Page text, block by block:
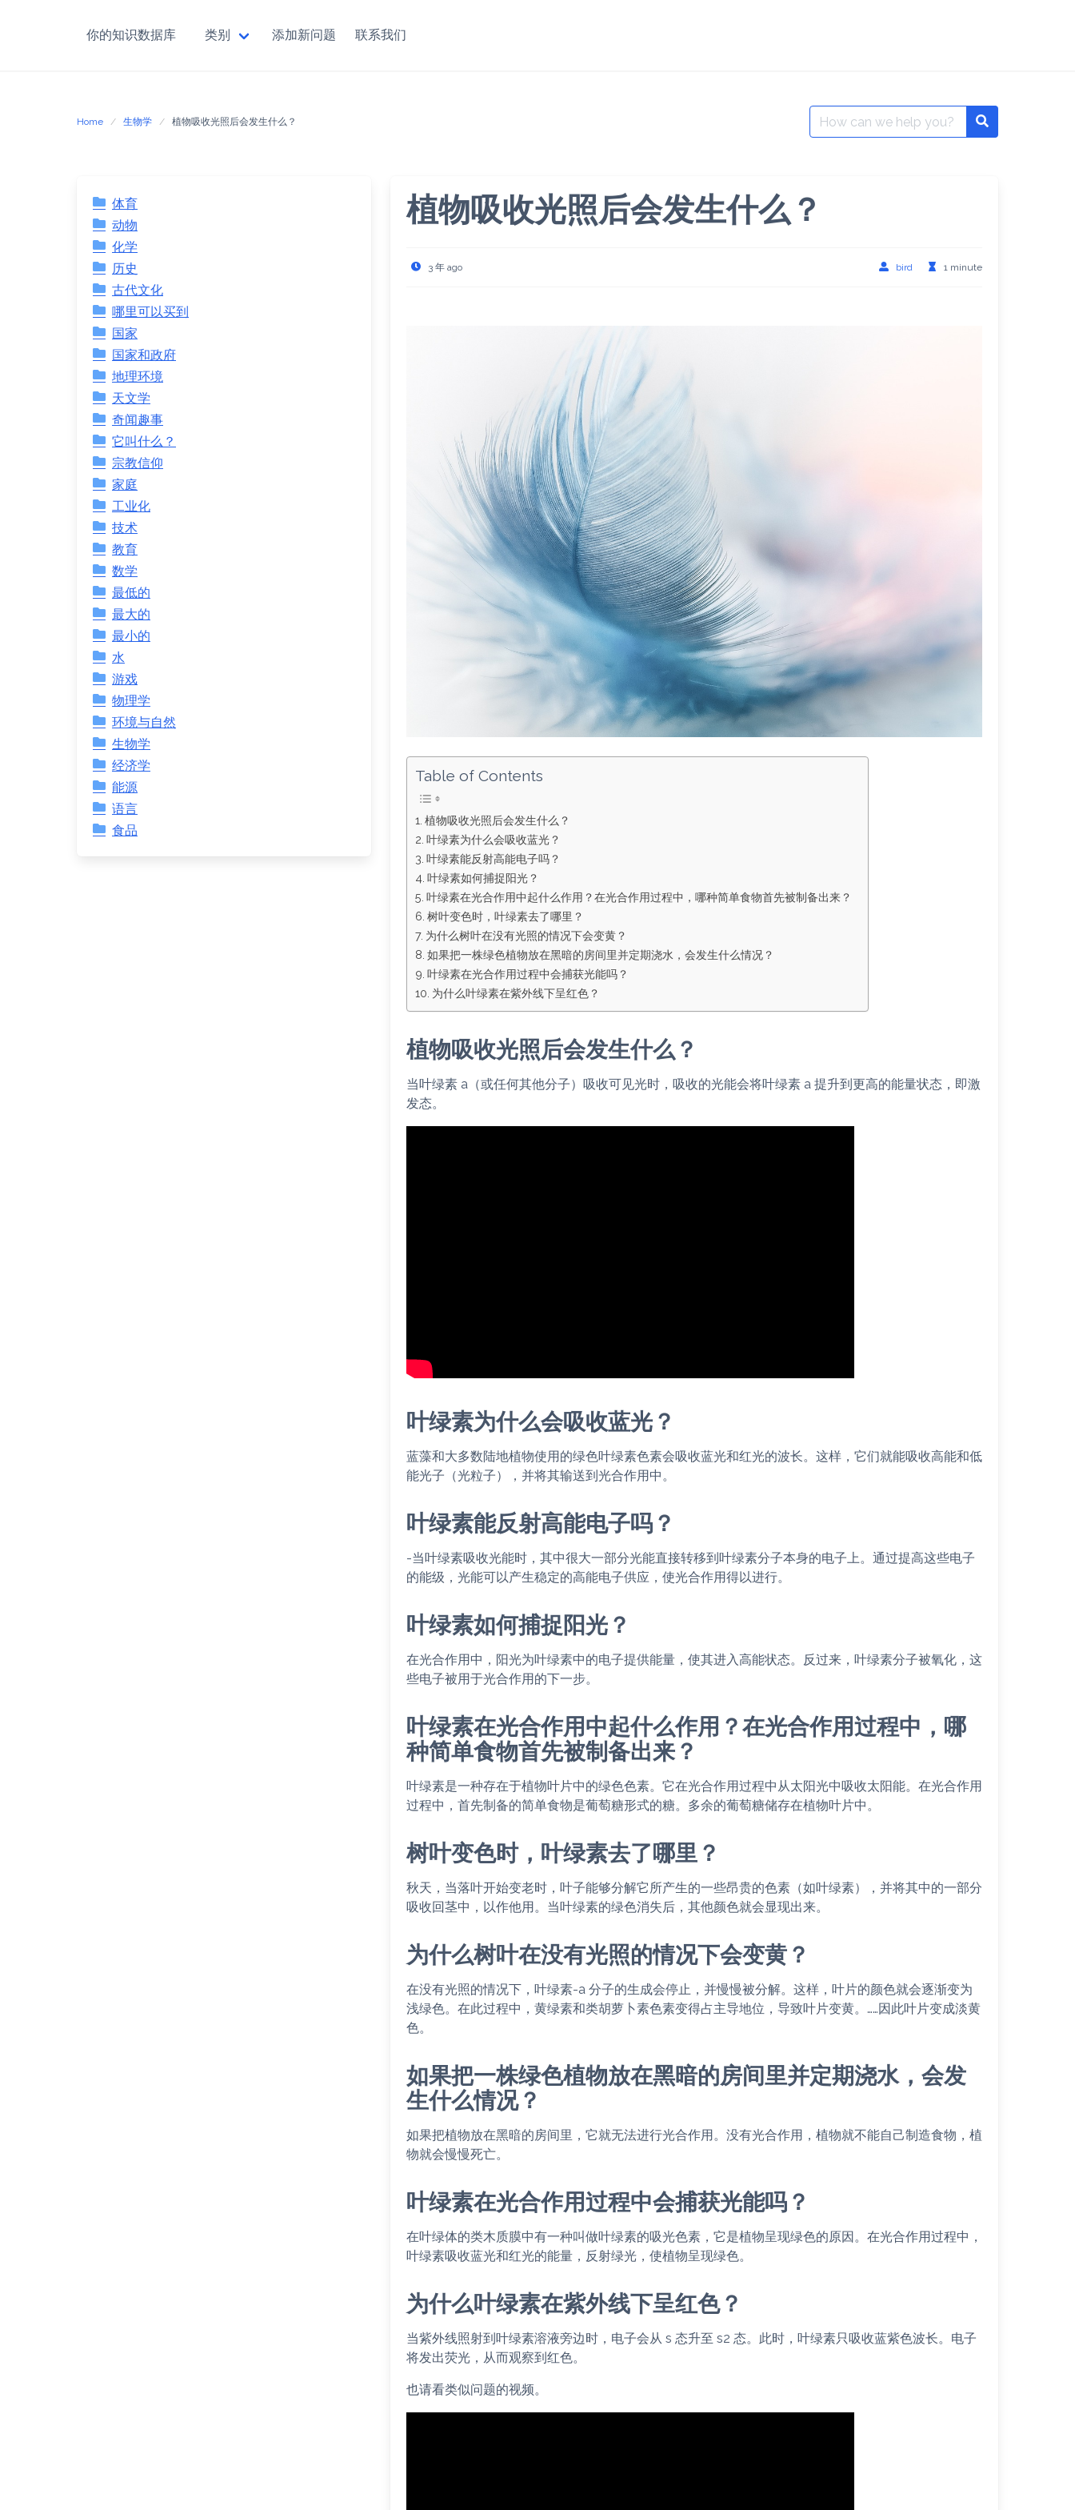
你的知识数据库 类别 添加新问题 联系我们
Home 生物学 植物吸收光照后会发生什么？
Search
for:
Search
体育
动物
化学
历史
古代文化
哪里可以买到
国家
国家和政府
地理环境
天文学
奇闻趣事
它叫什么？
宗教信仰
家庭
工业化
技术
教育
数学
最低的
最大的
最小的
水
游戏
物理学
环境与自然
生物学
经济学
能源
语言
食品
植物吸收光照后会发生什么？
3 年 ago bird 1 minute
Table of Contents
植物吸收光照后会发生什么？
叶绿素为什么会吸收蓝光？
叶绿素能反射高能电子吗？
叶绿素如何捕捉阳光？
叶绿素在光合作用中起什么作用？在光合作用过程中，哪种简单食物首先被制备出来？
树叶变色时，叶绿素去了哪里？
为什么树叶在没有光照的情况下会变黄？
如果把一株绿色植物放在黑暗的房间里并定期浇水，会发生什么情况？
叶绿素在光合作用过程中会捕获光能吗？
为什么叶绿素在紫外线下呈红色？
植物吸收光照后会发生什么？
当叶绿素 a（或任何其他分子）吸收可见光时，吸收的光能会将叶绿素 a 提升到更高的能量状态，即激
发态。
叶绿素为什么会吸收蓝光？
蓝藻和大多数陆地植物使用的绿色叶绿素色素会吸收蓝光和红光的波长。这样，它们就能吸收高能和低
能光子（光粒子），并将其输送到光合作用中。
叶绿素能反射高能电子吗？
-当叶绿素吸收光能时，其中很大一部分光能直接转移到叶绿素分子本身的电子上。通过提高这些电子
的能级，光能可以产生稳定的高能电子供应，使光合作用得以进行。
叶绿素如何捕捉阳光？
在光合作用中，阳光为叶绿素中的电子提供能量，使其进入高能状态。反过来，叶绿素分子被氧化，这
些电子被用于光合作用的下一步。
叶绿素在光合作用中起什么作用？在光合作用过程中，哪
种简单食物首先被制备出来？
叶绿素是一种存在于植物叶片中的绿色色素。它在光合作用过程中从太阳光中吸收太阳能。在光合作用
过程中，首先制备的简单食物是葡萄糖形式的糖。多余的葡萄糖储存在植物叶片中。
树叶变色时，叶绿素去了哪里？
秋天，当落叶开始变老时，叶子能够分解它所产生的一些昂贵的色素（如叶绿素），并将其中的一部分
吸收回茎中，以作他用。当叶绿素的绿色消失后，其他颜色就会显现出来。
为什么树叶在没有光照的情况下会变黄？
在没有光照的情况下，叶绿素-a 分子的生成会停止，并慢慢被分解。这样，叶片的颜色就会逐渐变为
浅绿色。在此过程中，黄绿素和类胡萝卜素色素变得占主导地位，导致叶片变黄。……因此叶片变成淡黄
色。
如果把一株绿色植物放在黑暗的房间里并定期浇水，会发
生什么情况？
如果把植物放在黑暗的房间里，它就无法进行光合作用。没有光合作用，植物就不能自己制造食物，植
物就会慢慢死亡。
叶绿素在光合作用过程中会捕获光能吗？
在叶绿体的类木质膜中有一种叫做叶绿素的吸光色素，它是植物呈现绿色的原因。在光合作用过程中，
叶绿素吸收蓝光和红光的能量，反射绿光，使植物呈现绿色。
为什么叶绿素在紫外线下呈红色？
当紫外线照射到叶绿素溶液旁边时，电子会从 s 态升至 s2 态。此时，叶绿素只吸收蓝紫色波长。电子
将发出荧光，从而观察到红色。
也请看类似问题的视频。